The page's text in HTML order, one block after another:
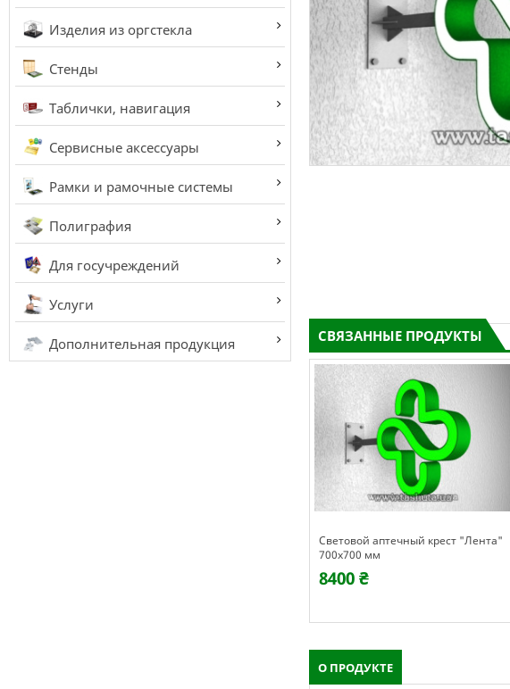
Изделия из оргстекла
Стенды
Таблички, навигация
Сервисные аксессуары
Рамки и рамочные системы
Полиграфия
Для госучреждений
Услуги
Дополнительная продукция СВЯЗАННЫЕ ПРОДУКТЫ
Световой аптечный крест "Лента"
700х700 мм
8400 ₴
О ПРОДУКТЕ